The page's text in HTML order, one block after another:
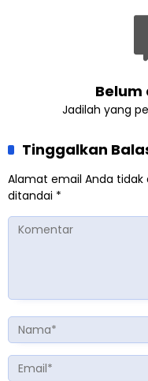
Jadilah yang
Tinggalkan
Alamat email Anda tidak
ditandai *